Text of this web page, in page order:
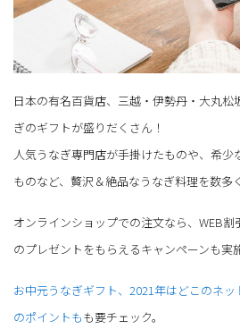
日本の有名百貨店、三越・伊勢丹・大丸
ぎのギフトが盛りだくさん！
人気うなぎ専門店が手掛けたものや、希少
ものなど、贅沢＆絶品なうなぎ料理を数多
オンラインショップでの注文なら、WEB
のプレゼントをもらえるキャンペーンも実
お中元うなぎギフト、2021年はどこのネ
のポイントもも要チェック。